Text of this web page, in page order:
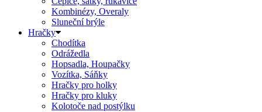
Kombinézy, Overaly
Sluneční brýle
Hračky
Chodítka
Odrážedla
Hopsadla, Houpačky
Vozítka, Sáňky
Hračky pro holky
Hračky pro kluky
Kolotoče nad postýlku